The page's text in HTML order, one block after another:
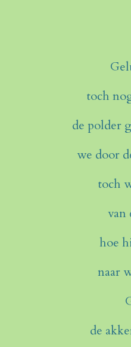
toch
de polder
we door
toch
van
hoe
naar
de